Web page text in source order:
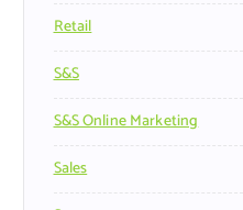
Retail
S&s
S&s Online Marketing
Sales